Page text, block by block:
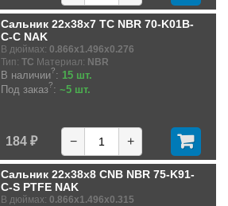
Сальник 22x38x7 TC NBR 70-K01B-
C-C NAK
В дюймах: 0.866x1.496x0.276
Тип: TC Материал: NBR
В наличии?: 15 шт.
Под заказ?: ~5 шт.
184 ₽ − +
Сальник 22x38x8 CNB NBR 75-K91-
C-S PTFE NAK
В дюймах: 0.866x1.496x0.315